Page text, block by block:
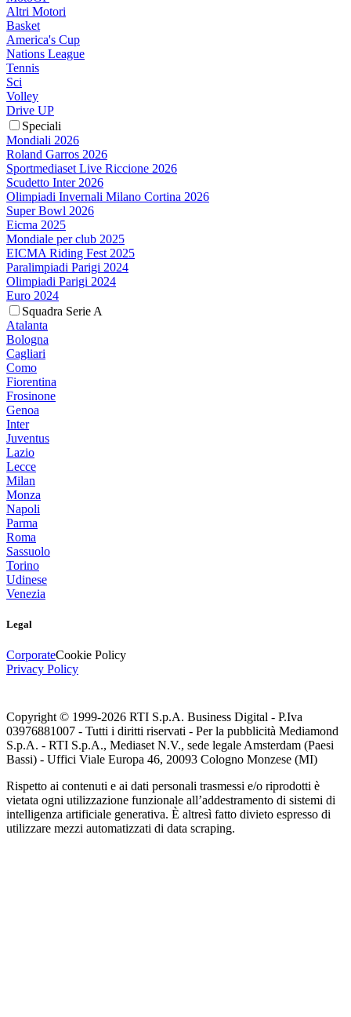
Altri Motori
Basket
America's Cup
Nations League
Tennis
Sci
Volley
Drive UP
Speciali
Mondiali 2026
Roland Garros 2026
Sportmediaset Live Riccione 2026
Scudetto Inter 2026
Olimpiadi Invernali Milano Cortina 2026
Super Bowl 2026
Eicma 2025
Mondiale per club 2025
EICMA Riding Fest 2025
Paralimpiadi Parigi 2024
Olimpiadi Parigi 2024
Euro 2024
Squadra Serie A
Atalanta
Bologna
Cagliari
Como
Fiorentina
Frosinone
Genoa
Inter
Juventus
Lazio
Lecce
Milan
Monza
Napoli
Parma
Roma
Sassuolo
Torino
Udinese
Venezia
Legal
CorporateCookie Policy
Privacy Policy
Copyright © 1999-2026 RTI S.p.A. Business Digital - P.Iva
03976881007 - Tutti i diritti riservati - Per la pubblicità Mediamond
S.p.A. - RTI S.p.A., Mediaset N.V., sede legale Amsterdam (Paesi
Bassi) - Uffici Viale Europa 46, 20093 Cologno Monzese (MI)
Rispetto ai contenuti e ai dati personali trasmessi e/o riprodotti è
vietata ogni utilizzazione funzionale all’addestramento di sistemi di
intelligenza artificiale generativa. È altresì fatto divieto espresso di
utilizzare mezzi automatizzati di data scraping.